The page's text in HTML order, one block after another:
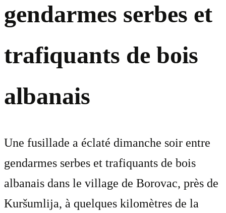
gendarmes serbes et
trafiquants de bois
albanais
Une fusillade a éclaté dimanche soir entre
gendarmes serbes et trafiquants de bois
albanais dans le village de Borovac, près de
Kuršumlija, à quelques kilomètres de la